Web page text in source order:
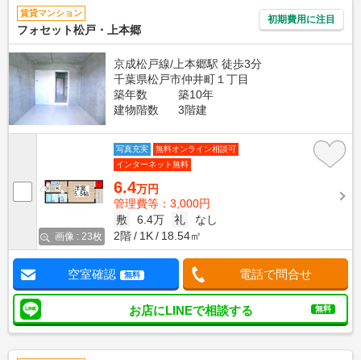
賃貸マンション
フォセット松戸・上本郷
初期費用に注目
京成松戸線/上本郷駅 徒歩3分
千葉県松戸市仲井町１丁目
築年数
築10年
建物階数
3階建
画像 : 23枚
写真充実
無料オンライン相談可
インターネット無料
6.4万円
管理費等：3,000円
敷
6.4万 礼
なし
2階
1K 18.54㎡
空室確認 無料 電話で問合せ
お店にLINEで相談する 無料